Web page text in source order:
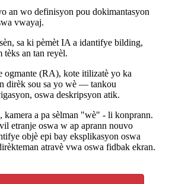
an wo definisyon pou dokimantasyon
vwayaj.
sa ki pèmèt IA a idantifye bilding,
an tan reyèl.
ogmante (RA), kote itilizatè yo ka
dirèk sou sa yo wè — tankou
oswa deskripsyon atik.
kamera a pa sèlman "wè" - li konprann.
etranje oswa w ap aprann nouvo
objè epi bay eksplikasyon oswa
atravè vwa oswa fidbak ekran.